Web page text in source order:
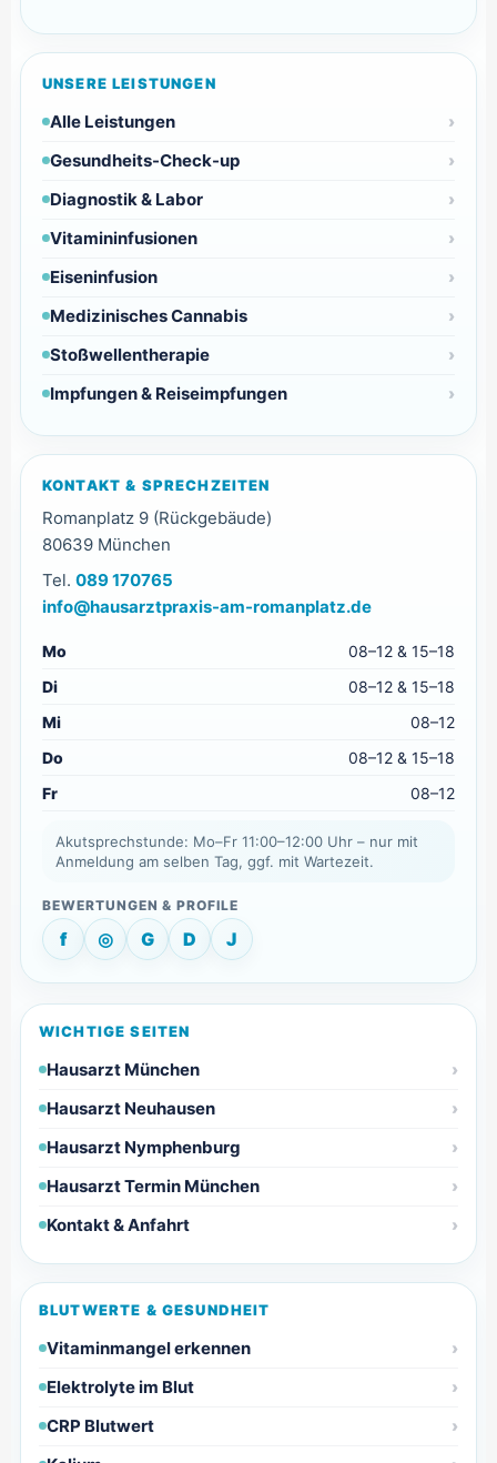
UNSERE LEISTUNGEN
Alle Leistungen
Gesundheits-Check-up
Diagnostik & Labor
Vitamininfusionen
Eiseninfusion
Medizinisches Cannabis
Stoßwellentherapie
Impfungen & Reiseimpfungen
KONTAKT & SPRECHZEITEN
Romanplatz 9 (Rückgebäude)
80639 München
Tel. 089 170765
info@hausarztpraxis-am-romanplatz.de
Mo
08–12 & 15–18
Di
08–12 & 15–18
Mi
08–12
Do
08–12 & 15–18
Fr
08–12
Akutsprechstunde: Mo–Fr 11:00–12:00 Uhr – nur mit
Anmeldung am selben Tag, ggf. mit Wartezeit.
f ◎ G D J
WICHTIGE SEITEN
Hausarzt München
Hausarzt Neuhausen
Hausarzt Nymphenburg
Hausarzt Termin München
Kontakt & Anfahrt
BLUTWERTE & GESUNDHEIT
Vitaminmangel erkennen
Elektrolyte im Blut
CRP Blutwert